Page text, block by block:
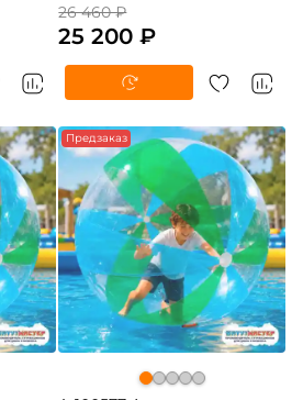
26 460 ₽
25 200 ₽
-5% Предзаказ